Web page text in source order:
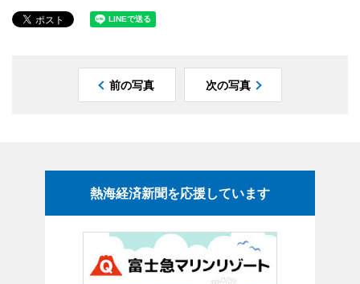
前の写真 次の写真
熱海経済新聞を応援しています